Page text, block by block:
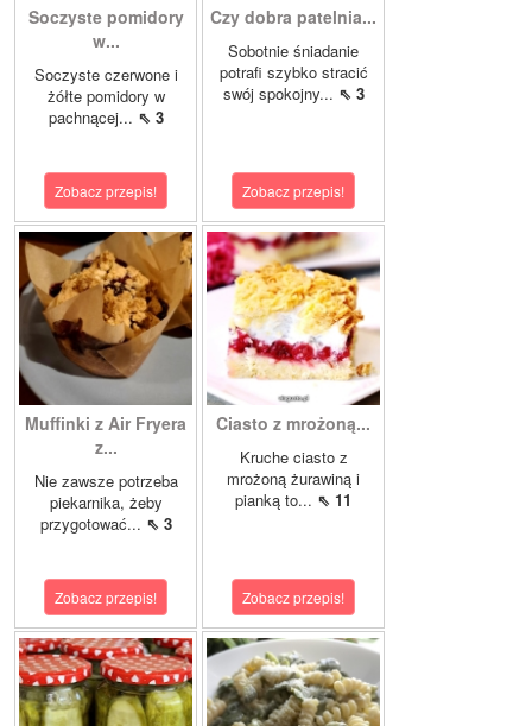
Soczyste pomidory
w...
Soczyste czerwone i
żółte pomidory w
pachnącej... ⇖ 3
Zobacz przepis!
Czy dobra patelnia...
Sobotnie śniadanie
potrafi szybko stracić
swój spokojny... ⇖ 3
Zobacz przepis!
Muffinki z Air Fryera
z...
Nie zawsze potrzeba
piekarnika, żeby
przygotować... ⇖ 3
Zobacz przepis!
Ciasto z mrożoną...
Kruche ciasto z
mrożoną żurawiną i
pianką to... ⇖ 11
Zobacz przepis!